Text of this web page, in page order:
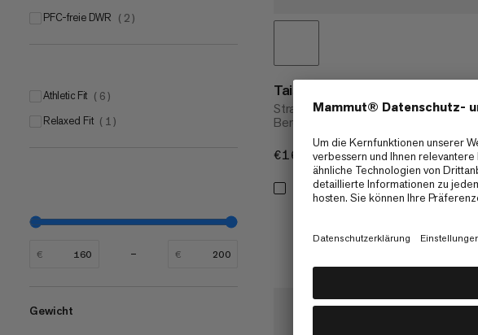
PFC-freie DWR ( 2 )
Athletic Fit ( 6 )
Relaxed Fit ( 1 )
€ €
Gewicht
Taiss SO Pants Men
Strapazierfähige Softshellhose für die
Berge
€160 €160